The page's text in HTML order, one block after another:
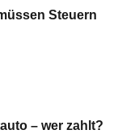
Steuern
– wer zahlt?